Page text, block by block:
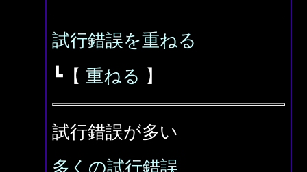
試行錯誤を重ねる
┗【 重ねる 】
試行錯誤が多い
多くの試行錯誤